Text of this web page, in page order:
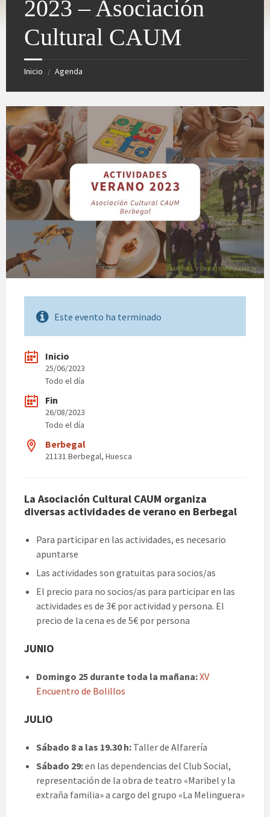
2023 – Asociación
Cultural CAUM
Inicio / Agenda
Este evento ha terminado
Inicio
25/06/2023
Todo el día
Fin
26/08/2023
Todo el día
Berbegal
21131 Berbegal, Huesca
La Asociación Cultural CAUM organiza
diversas actividades de verano en Berbegal
Para participar en las actividades, es necesario
apuntarse
Las actividades son gratuitas para socios/as
El precio para no socios/as para participar en las
actividades es de 3€ por actividad y persona. El
precio de la cena es de 5€ por persona
JUNIO
Domingo 25 durante toda la mañana:XV
Encuentro de Bolillos
JULIO
Sábado 8 a las 19.30 h: Taller de Alfarería
Sábado 29:en las dependencias del Club Social,
representación de la obra de teatro «Maribel y la
extraña familia» a cargo del grupo «La Melinguera»